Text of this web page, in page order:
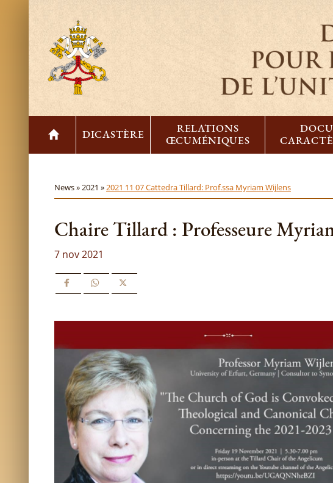
DICASTÈRE
RELATIONS
ŒCUMÉNIQUES
News »2021 »2021 11 07 Cattedra Tillard: Prof.ssa Myriam Wijlens
Chaire Tillard : Professeure
7 nov 2021